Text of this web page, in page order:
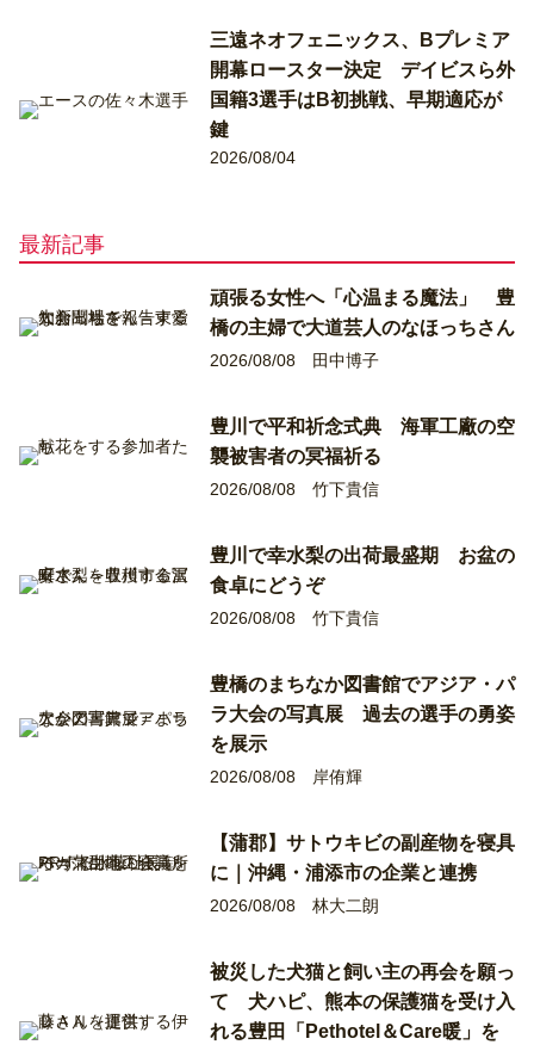
三遠ネオフェニックス、Bプレミア
開幕ロースター決定 デイビスら外
国籍3選手はB初挑戦、早期適応が
鍵
2026/08/04
最新記事
頑張る女性へ「心温まる魔法」 豊
橋の主婦で大道芸人のなほっちさん
2026/08/08 田中博子
豊川で平和祈念式典 海軍工廠の空
襲被害者の冥福祈る
2026/08/08 竹下貴信
豊川で幸水梨の出荷最盛期 お盆の
食卓にどうぞ
2026/08/08 竹下貴信
豊橋のまちなか図書館でアジア・パ
ラ大会の写真展 過去の選手の勇姿
を展示
2026/08/08 岸侑輝
【蒲郡】サトウキビの副産物を寝具
に｜沖縄・浦添市の企業と連携
2026/08/08 林大二朗
被災した犬猫と飼い主の再会を願っ
て 犬ハピ、熊本の保護猫を受け入
れる豊田「Pethotel＆Care暖」を